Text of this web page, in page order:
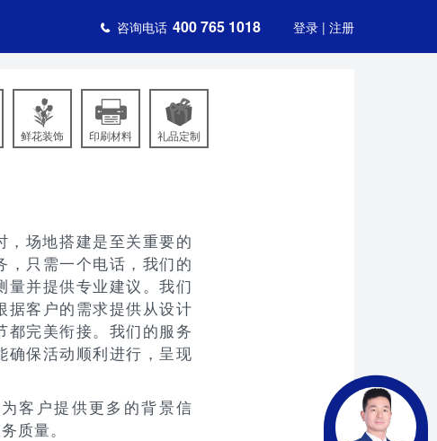
咨询电话 400 765 1018 登录 | 注册
鲜花装饰 印刷材料 礼品定制
场地搭建是至关重要的
，只需一个电话，我们的
量并提供专业建议。我们
据客户的需求提供从设计
都完美衔接。我们的服务
确保活动顺利进行，呈现
客户提供更多的背景信
质量。